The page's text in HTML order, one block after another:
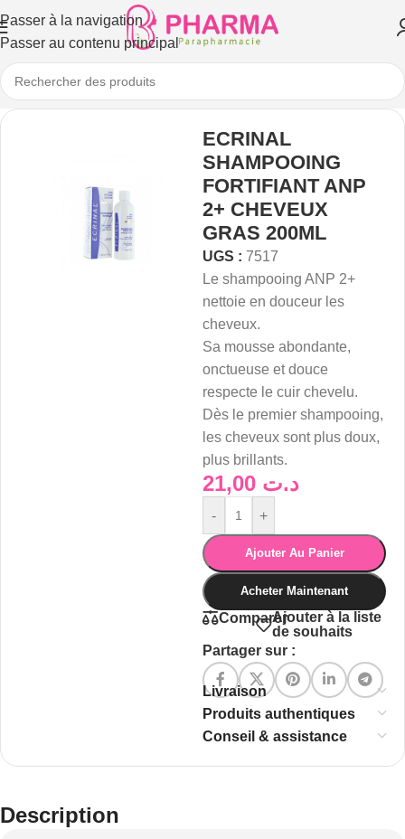
Passer à la navigation
Passer au contenu principal
ECRINAL
SHAMPOOING
FORTIFIANT ANP
2+ CHEVEUX
GRAS 200ML
UGS : 7517
Le shampooing ANP 2+
nettoie en douceur les
cheveux.
Sa mousse abondante,
onctueuse et douce
respecte le cuir chevelu.
Dès le premier shampooing,
les cheveux sont plus doux,
plus brillants.
د.ت
- +
Ajouter Au Panier
Acheter Maintenant
ComparerAjouter à la liste
de souhaits
Partager sur :
Livraison
Produits authentiques
Conseil & assistance
Description